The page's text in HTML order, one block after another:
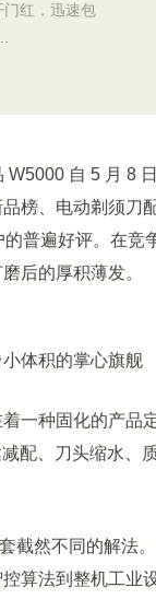
红，迅速包
自 5 月 8
榜、电动剃须刀
普遍好评。在竞
后的厚积薄发。
体积的掌心旗舰
种固化的产品
减配、刀头缩水
然不同的解法。
算法到整机工业